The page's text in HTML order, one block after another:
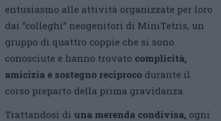
entusiasmo alle attività organizzate per loro
dai “colleghi” neogenitori di MiniTetris, un
gruppo di quattro coppie che si sono
conosciute e hanno trovato complicità,
amicizia e sostegno reciproco durante il
corso preparto della prima gravidanza.
Trattandosi di una merenda condivisa, ogni